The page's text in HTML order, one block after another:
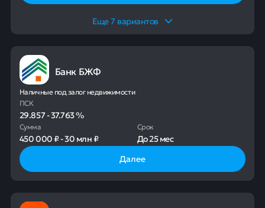
Еще7 вариантов
Банк БЖФ
Наличные под залог недвижимости
ПСК
29.857-37.763%
Сумма
450 000 ₽-30 млн ₽
Срок
До25 мес
Далее